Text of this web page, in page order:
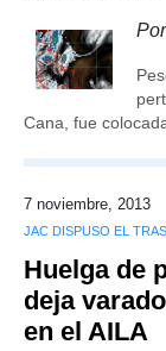
Por
Cana, fue
7 noviembre, 2013
JAC DISPUSO EL
Huelga de
deja
en el AILA